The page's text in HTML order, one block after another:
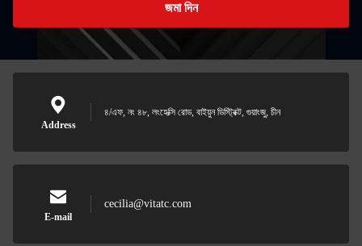
জমা দিন
Address
৪/এফ, নং ৪৮, লংহেক্সি রোড, বাইয়ুন ডিস্ট্রিক্ট, গুয়াংজু, চীন
E-mail
cecilia@vitatc.com